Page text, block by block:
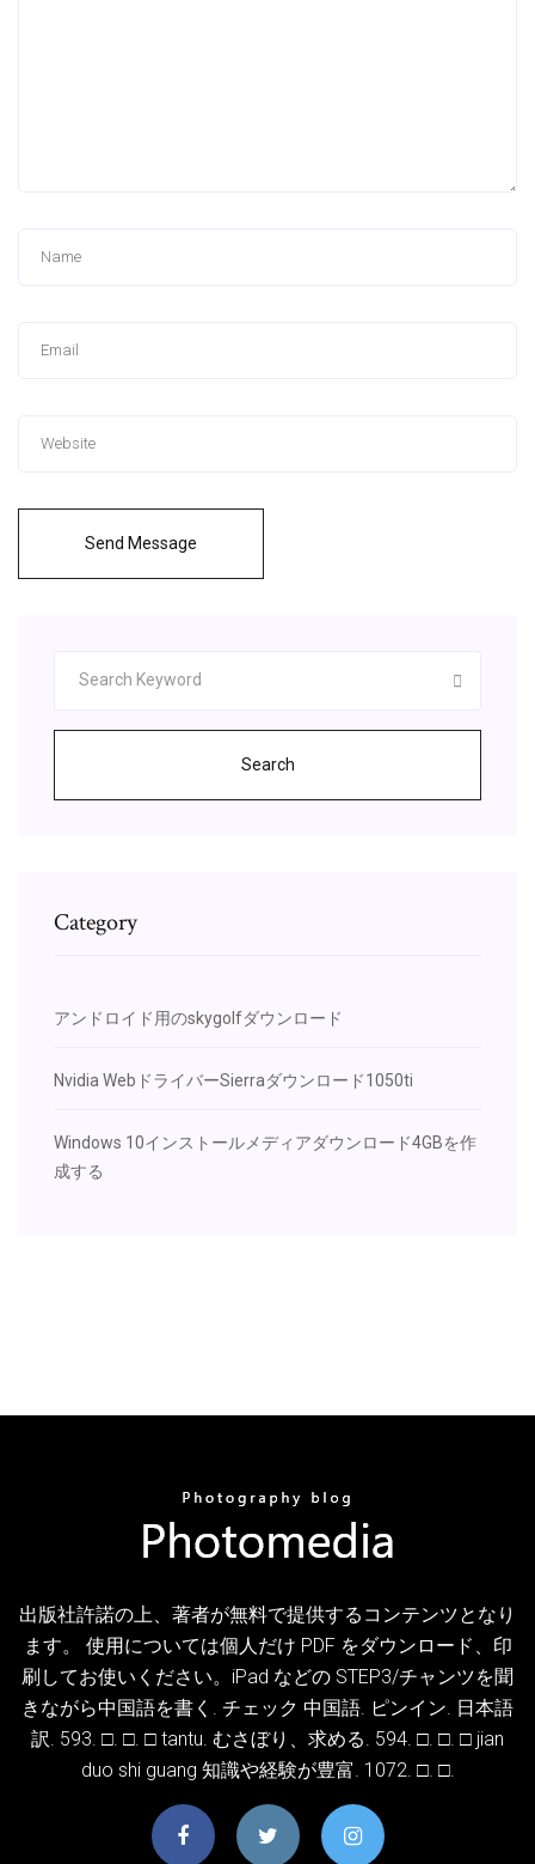
Send Message
Search
Category
アンドロイド用のskygolfダウンロード
Nvidia WebドライバーSierraダウンロード1050ti
Windows 10インストールメディアダウンロード4GBを作
成する
出版社許諾の上、著者が無料で提供するコンテンツとなり
ます。 使用については個人だけ PDF をダウンロード、印
刷してお使いください。iPad などの STEP3/チャンツを聞
きながら中国語を書く. チェック 中国語. ピンイン. 日本語
訳. 593. □. □. □ tantu. むさぼり、求める. 594. □. □. □ jian
duo shi guang 知識や経験が豊富. 1072. □. □.